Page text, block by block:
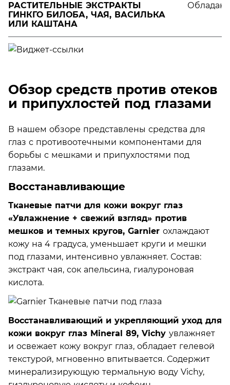
РАСТИТЕЛЬНЫЕ ЭКСТРАКТЫ
ГИНКГО БИЛОБА, ЧАЯ, ВАСИЛЬКА
ИЛИ КАШТАНА
Обзор средств против отеков
и припухлостей под глазами
В нашем обзоре представлены средства для
глаз с противоотечными компонентами для
борьбы с мешками и припухлостями под
глазами.
Восстанавливающие
Тканевые патчи для кожи вокруг глаз
«Увлажнение + свежий взгляд» против
мешков и темных кругов, Garnier охлаждают
кожу на 4 градуса, уменьшает круги и мешки
под глазами, интенсивно увлажняет. Состав:
экстракт чая, сок апельсина, гиалуроновая
кислота.
Восстанавливающий и укрепляющий уход для
кожи вокруг глаз Mineral 89, Vichy увлажняет
и освежает кожу вокруг глаз, обладает гелевой
текстурой, мгновенно впитывается. Содержит
минерализирующую термальную воду Vichy,